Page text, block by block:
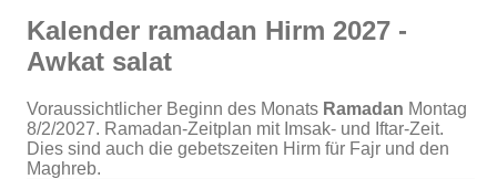
Kalender ramadan Hirm 2027 -
Awkat salat
Voraussichtlicher Beginn des Monats Ramadan Montag
8/2/2027. Ramadan-Zeitplan mit Imsak- und Iftar-Zeit.
Dies sind auch die gebetszeiten Hirm für Fajr und den
Maghreb.